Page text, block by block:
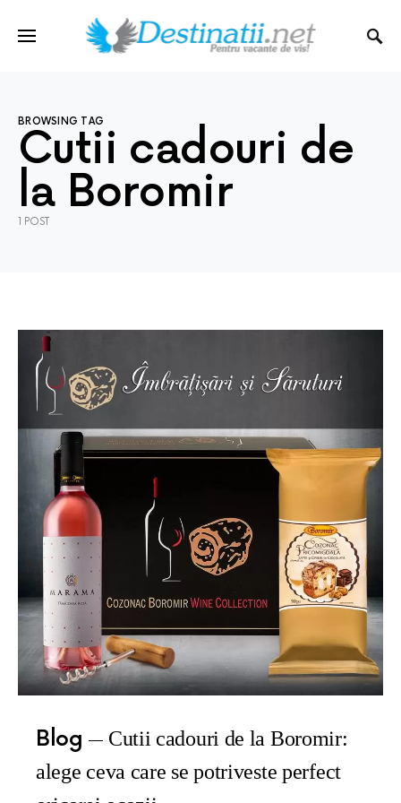
BROWSING TAG
Cutii cadouri de
la Boromir
1 POST
Blog
Cutii cadouri de la Boromir:
alege ceva care se potriveste perfect